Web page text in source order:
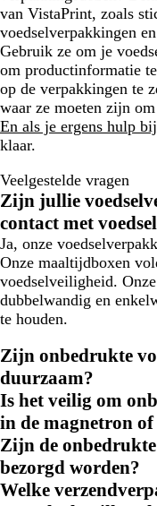
van VistaPrint, zoals
voedselverpakkingen
Gebruik ze om je
om productinformatie
op de verpakkingen te
waar ze moeten zijn
En als je ergens hulp
klaar.
Veelgestelde vragen
Zijn jullie
contact met
Ja, onze
Onze maaltijdboxen
voedselveiligheid.
dubbelwandig en
te houden.
Zijn onbedrukte
duurzaam?
Is het veilig om
in de magnetron of
Zijn de onbedrukte
bezorgd worden?
Welke